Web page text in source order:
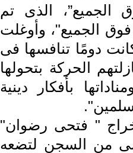
الجميع”، الذى تم
فوق الجميع"، وأوغلت
دومًا تنافسها فى
الحركة بتحولها
بأفكار دينية
سارعت باخراج " فتحى رضوان"
من السجن لتضعه